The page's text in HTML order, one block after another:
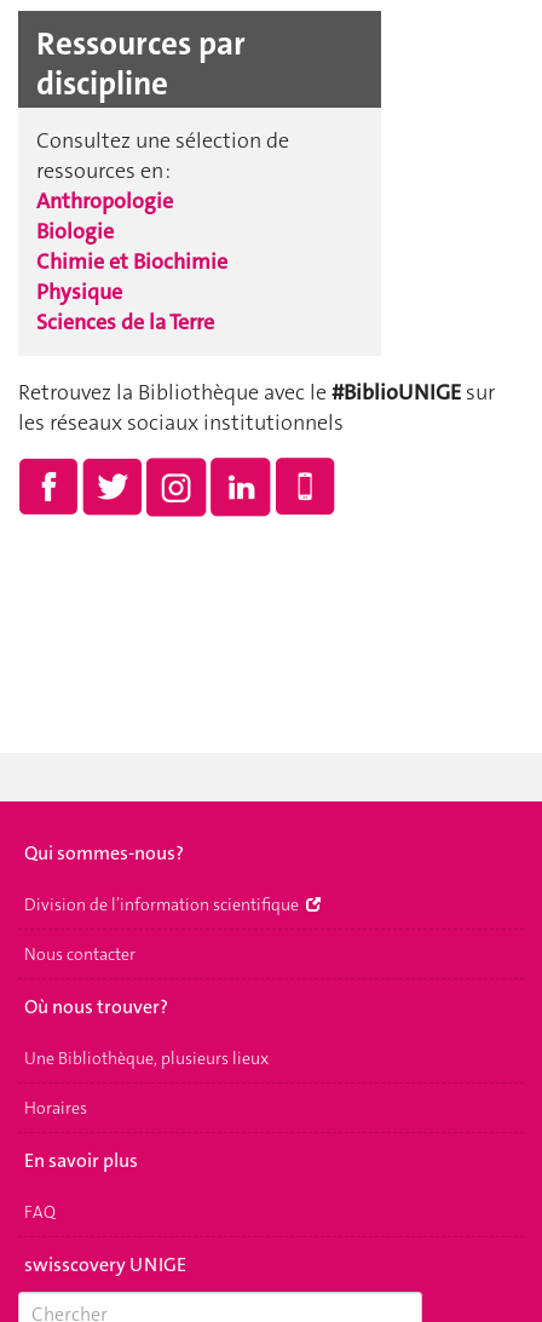
Ressources par
discipline
Consultez une sélection de
ressources en :
Anthropologie
Biologie
Chimie et Biochimie
Physique
Sciences de la Terre
Retrouvez la Bibliothèque avec le#BiblioUNIGE sur
les réseaux sociaux institutionnels
Qui sommes-nous?
Division de l’information scientifique
Nous contacter
Où nous trouver?
Une Bibliothèque, plusieurs lieux
Horaires
En savoir plus
FAQ
swisscovery UNIGE